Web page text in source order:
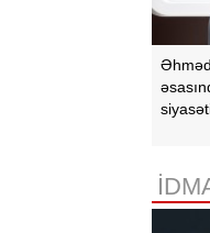
Əhməd